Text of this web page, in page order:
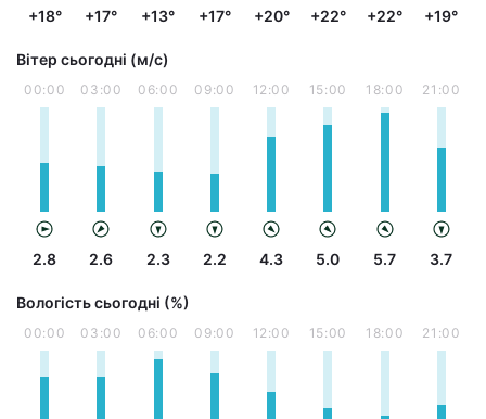
+18° +17° +13° +17° +20° +22° +22° +19°
Вітер сьогодні (м/с)
00:00
2.8
03:00
2.6
06:00
2.3
09:00
2.2
12:00
4.3
15:00
5.0
18:00
5.7
21:00
3.7
Вологість сьогодні (%)
00:00 03:00 06:00 09:00 12:00 15:00 18:00 21:00